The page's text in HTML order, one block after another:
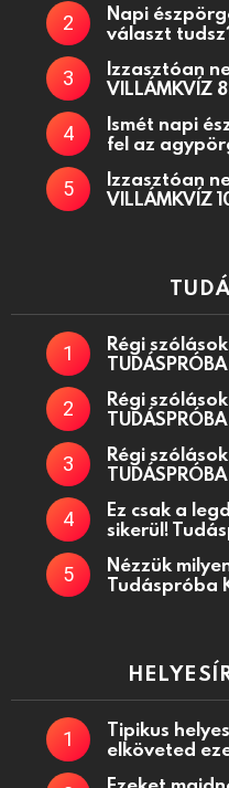
Napi
választ
Izzasztóan
VILLÁMKVÍZ
Ismét napi
fel az
Izzasztóan
VILLÁMKVÍZ
Régi
Régi
Régi
Ez csak a
sikerül!
Nézzük
Tudáspróba
Tipikus
elköveted